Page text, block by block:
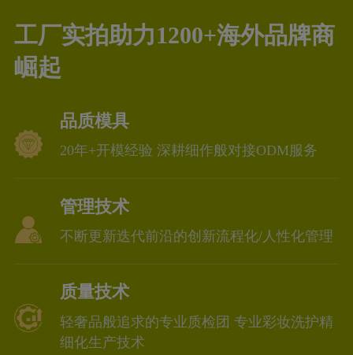
工厂实拍助力1200+海外品牌商
崛起
品质模具
20年+开模经验 深耕细作般对接ODM服务
管理技术
不断更新迭代前沿的创新流程化/人性化管理
质量技术
轻奢品般追求的专业质检团 专业彩妆洗护精
细化生产技术